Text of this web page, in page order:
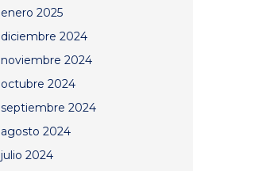
enero 2025
diciembre 2024
noviembre 2024
octubre 2024
septiembre 2024
agosto 2024
julio 2024